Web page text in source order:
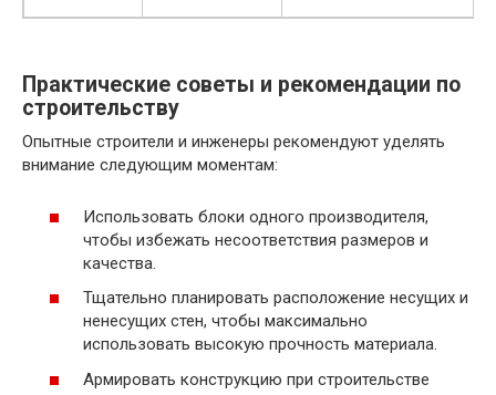
Практические советы и рекомендации по
строительству
Опытные строители и инженеры рекомендуют уделять
внимание следующим моментам:
Использовать блоки одного производителя,
чтобы избежать несоответствия размеров и
качества.
Тщательно планировать расположение несущих и
ненесущих стен, чтобы максимально
использовать высокую прочность материала.
Армировать конструкцию при строительстве